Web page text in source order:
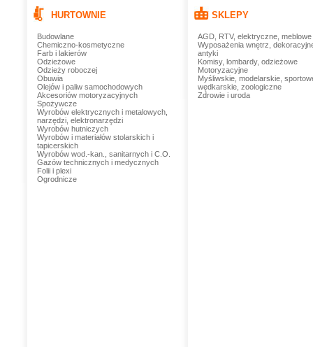
HURTOWNIE
Budowlane
Chemiczno-kosmetyczne
Farb i lakierów
Odzieżowe
Odzieży roboczej
Obuwia
Olejów i paliw samochodowych
Akcesoriów motoryzacyjnych
Spożywcze
Wyrobów elektrycznych i metalowych,
narzędzi, elektronarzędzi
Wyrobów hutniczych
Wyrobów i materiałów stolarskich i
tapicerskich
Wyrobów wod.-kan., sanitarnych i C.O.
Gazów technicznych i medycznych
Folii i plexi
Ogrodnicze
SKLEPY
AGD, RTV, elektryczne, meblowe
Wyposażenia wnętrz,
antyki
Komisy, lombardy, odzieżowe
Motoryzacyjne
Myśliwskie, modelarskie,
wędkarskie, zoologiczne
Zdrowie i uroda